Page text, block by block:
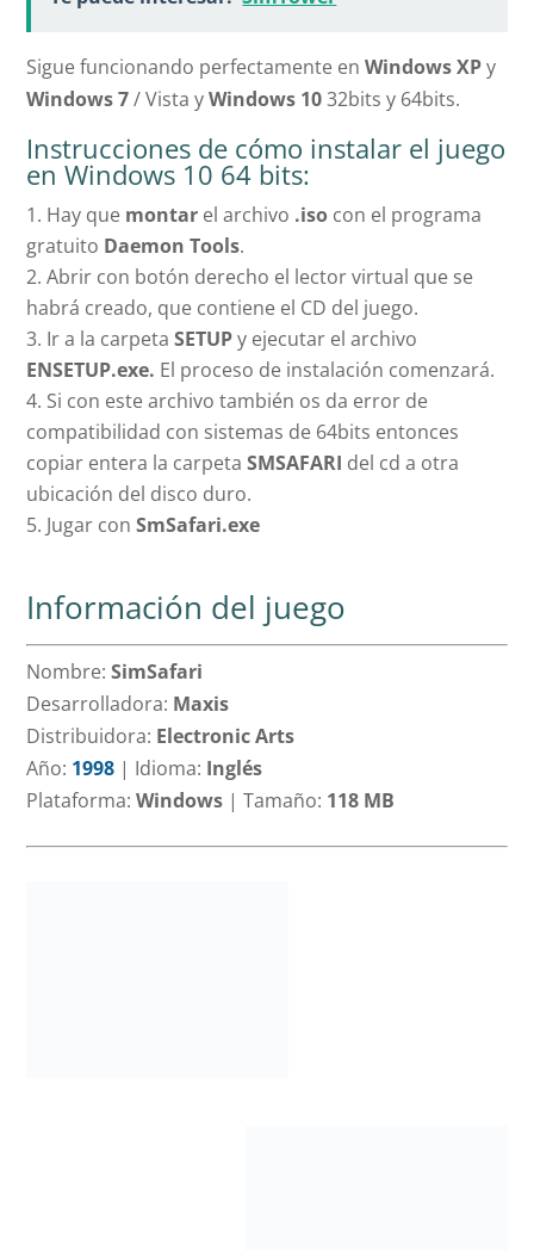
Sigue funcionando perfectamente enWindows XPy
Windows 7/ Vista yWindows 1032bits y 64bits.
Instrucciones de cómo instalar el juego
en Windows 10 64 bits:
Hay que montar el archivo .iso con el programa
gratuito Daemon Tools.
Abrir con botón derecho el lector virtual que se
habrá creado, que contiene el CD del juego.
Ir a la carpetaSETUPy ejecutar el archivo
ENSETUP.exe. El proceso de instalación comenzará.
Si con este archivo también os da error de
compatibilidad con sistemas de 64bits entonces
copiar entera la carpetaSMSAFARI del cd a otra
ubicación del disco duro.
Jugar conSmSafari.exe
Información del juego
Nombre:SimSafari
Desarrolladora: Maxis
Distribuidora: Electronic Arts
Año: 1998 | Idioma: Inglés
Plataforma:Windows |Tamaño: 118 MB